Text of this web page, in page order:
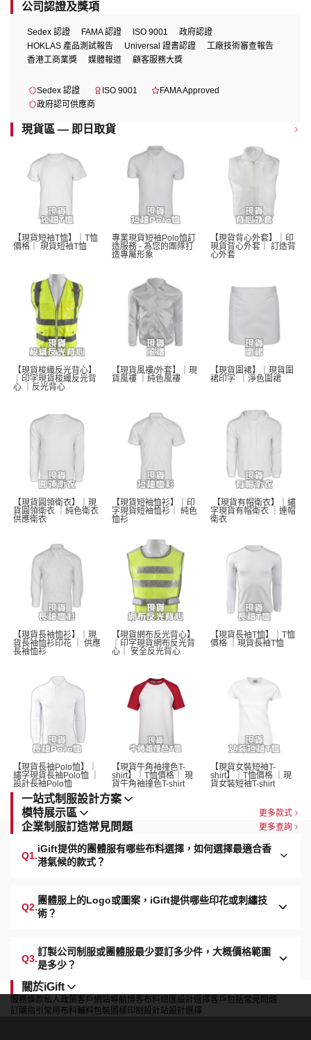
公司認證及獎項
Sedex 認證 FAMA 認證 ISO 9001
政府認證
HOKLAS 產品測試報告
Universal 證書認證
工廠技術審查報告
香港工商業獎
媒體報道 顧客服務大獎
Sedex 認證 ISO 9001
FAMA Approved
政府認可供應商
現貨區 — 即日取貨
【現貨短袖T恤】｜T恤
價格｜ 現貨短袖T恤
專業現貨短袖Polo恤訂
造服務 - 為您的團隊打
造專屬形象
【現貨背心外套】｜印
現貨背心外套｜ 訂造背
心外套
【現貨梭織反光背心】
｜印字現貨梭織反光背
心 ｜反光背心
【現貨風褸/外套】｜現
貨風褸 ｜純色風褸
【現貨圍裙】｜現貨圍
裙印字  ｜淨色圍裙
【現貨圓領衛衣】｜現
貨圓領衛衣 ｜純色衛衣
供應衛衣
【現貨短袖恤衫】｜印
字現貨短袖恤衫｜ 純色
恤衫
字現貨有帽衛衣 ｜連帽
衛衣
【現貨長袖恤衫】｜現
貨長袖恤衫印花 ｜ 供應
長袖恤衫
【現貨網布反光背心】
｜印字現貨網布反光背
心｜ 安全反光背心
【現貨長袖T恤】｜T恤
價格 ｜現貨長袖T恤
【現貨長袖Polo恤】｜
繡字現貨長袖Polo恤 ｜
設計長袖Polo恤
【現貨牛角袖撞色T-
shirt】｜T恤價格｜ 現
貨牛角袖撞色T-shirt
【現貨女裝短袖T-
shirt】｜T恤價格 ｜現
貨女裝短袖T-shirt
一站式制服設計方案
模特展示區
更多款式
企業制服訂造常見問題 更多查詢
Q1.
iGift提供的團體服有哪些布料選擇，如何選擇最適合香
港氣候的款式？
Q2.
團體服上的Logo或圖案，iGift提供哪些印花或刺繡技
術？
Q3.
訂製公司制服或團體服最少要訂多少件，大概價格範圍
是多少？
關於iGift
服務條款私人政策客戶 網站導航博客布料總匯設計選擇客戶包括常見問題
訂購指引 常用布料輔料包裝 圖樣印制 設計站設計選擇